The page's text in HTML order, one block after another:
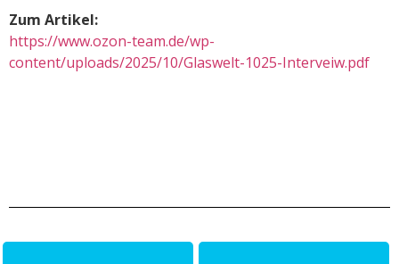
Zum Artikel:
https://www.ozon-team.de/wp-
content/uploads/2025/10/Glaswelt-1025-Interveiw.pdf